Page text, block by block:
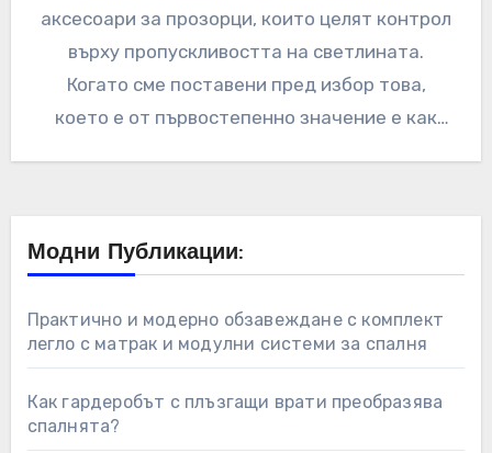
аксесоари за прозорци, които целят контрол
върху пропускливостта на светлината.
Когато сме поставени пред избор това,
което е от първостепенно значение е как
Модни Публикации:
Практично и модерно обзавеждане с комплект
легло с матрак и модулни системи за спалня
Как гардеробът с плъзгащи врати преобразява
спалнята?